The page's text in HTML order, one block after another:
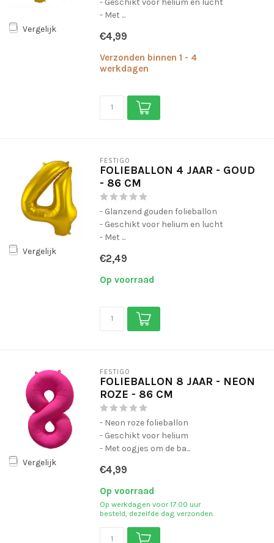
Vergelijk
- Geschikt voor helium en lucht
- Met ...
€4,99
Verzonden binnen 1 - 4
werkdagen
Vergelijk
FESTIGO
FOLIEBALLON 4 JAAR - GOUD
- 86 CM
- Glanzend gouden folieballon
- Geschikt voor helium en lucht
- Met ...
€2,49
Op voorraad
Vergelijk
FESTIGO
FOLIEBALLON 8 JAAR - NEON
ROZE - 86 CM
- Neon roze folieballon
- Geschikt voor helium
- Met oogjes om de ba...
€4,99
Op voorraad
Op werkdagen voor 17:00 uur
besteld, dezelfde dag verzonden.